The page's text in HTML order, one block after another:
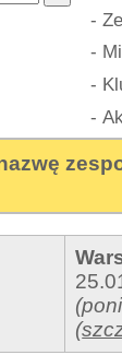
-
-
-
-
(